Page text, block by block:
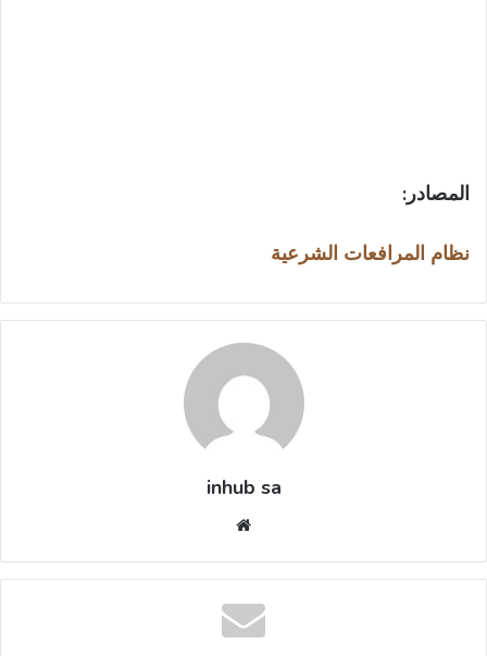
المصادر:
نظام المرافعات الشرعية
inhub sa